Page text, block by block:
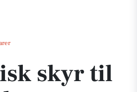
22 kr. og Cheasy yoghurt for en tier - se
skyr til